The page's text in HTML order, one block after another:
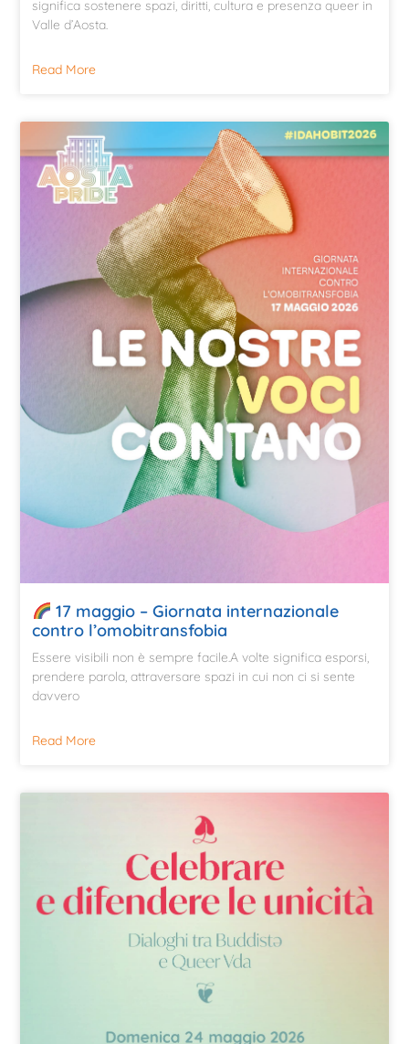
significa sostenere spazi, diritti, cultura e presenza queer in
Valle d’Aosta.
Read More
17 maggio – Giornata internazionale
contro l’omobitransfobia
Essere visibili non è sempre facile.A volte significa esporsi,
prendere parola, attraversare spazi in cui non ci si sente
davvero
Read More